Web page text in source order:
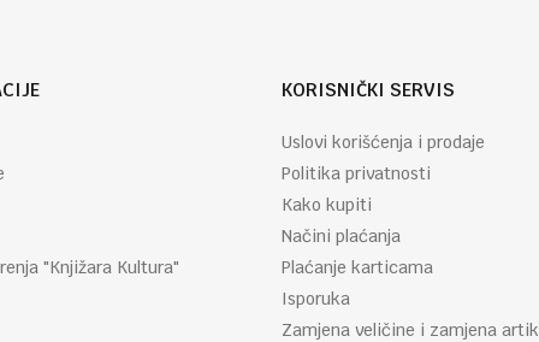
"Knjižara Kultura"
KORISNIČKI SERVIS
Uslovi korišćenja i prodaje
Politika privatnosti
Kako kupiti
Načini plaćanja
Plaćanje karticama
Isporuka
Zamjena veličine i zamjena